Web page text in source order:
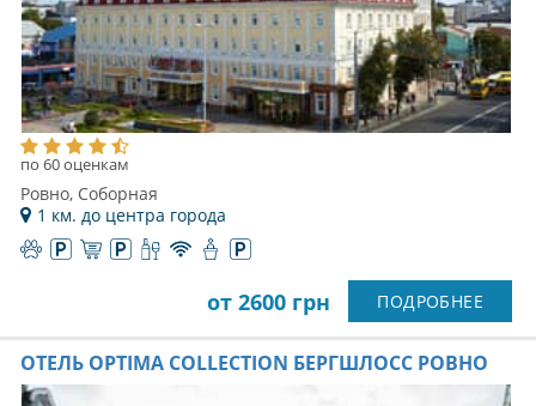
по 60 оценкам
Ровно, Соборная
1 км. до центра города
от 2600 грн ПОДРОБНЕЕ
ОТЕЛЬ OPTIMA COLLECTION БЕРГШЛОСС РОВНО